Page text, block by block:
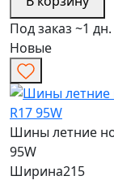
Под заказ ~1 дн.
Новые
Шины летние
95W
Ширина215